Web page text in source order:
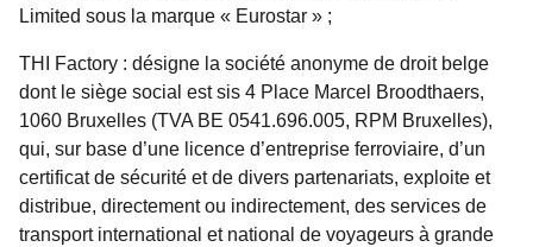
Limited sous la marque « Eurostar » ;
THI Factory : désigne la société anonyme de droit belge
dont le siège social est sis 4 Place Marcel Broodthaers,
1060 Bruxelles (TVA BE 0541.696.005, RPM Bruxelles),
qui, sur base d’une licence d’entreprise ferroviaire, d’un
certificat de sécurité et de divers partenariats, exploite et
distribue, directement ou indirectement, des services de
transport international et national de voyageurs à grande